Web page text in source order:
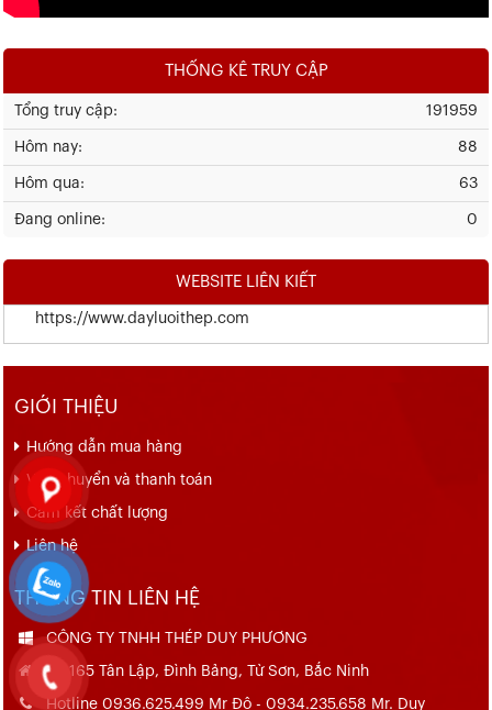
THỐNG KÊ TRUY CẬP
191959
Tổng truy cập:
88
Hôm nay:
63
Hôm qua:
0
Đang online:
WEBSITE LIÊN KIẾT
https://www.dayluoithep.com
GIỚI THIỆU
Hướng dẫn mua hàng
Vận chuyển và thanh toán
Cam kết chất lượng
Liên hệ
THÔNG TIN LIÊN HỆ
CÔNG TY TNHH THÉP DUY PHƯƠNG
Số 165 Tân Lập, Đình Bảng, Từ Sơn, Bắc Ninh
Hotline 0936.625.499 Mr Đô - 0934.235.658 Mr. Duy